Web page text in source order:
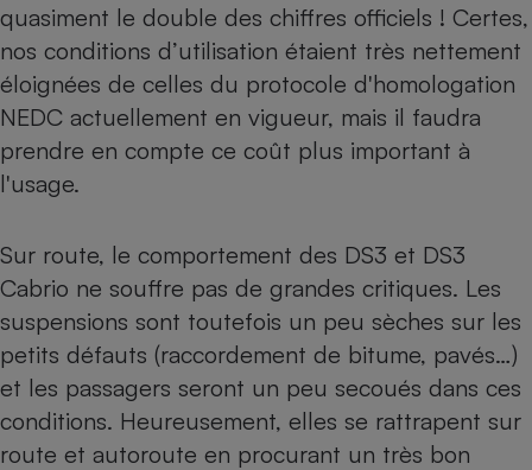
quasiment le double des chiffres officiels ! Certes,
nos conditions d’utilisation étaient très nettement
éloignées de celles du protocole d'homologation
NEDC actuellement en vigueur, mais il faudra
prendre en compte ce coût plus important à
l'usage.
Sur route, le comportement des DS3 et DS3
Cabrio ne souffre pas de grandes critiques. Les
suspensions sont toutefois un peu sèches sur les
petits défauts (raccordement de bitume, pavés…)
et les passagers seront un peu secoués dans ces
conditions. Heureusement, elles se rattrapent sur
route et autoroute en procurant un très bon